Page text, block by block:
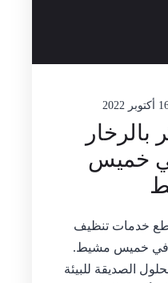
2022
بالرخار
خميس
خدمات تنظيف
في خميس مشيط.
الصديقة للبيئة